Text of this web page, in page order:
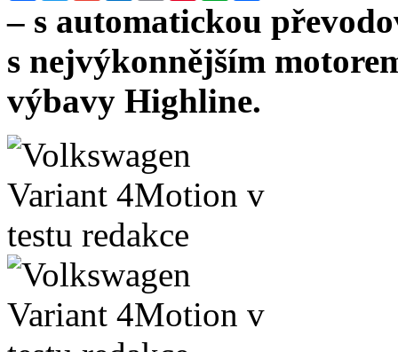
– s automatickou
s nejvýkonnějším
výbavy Highline.